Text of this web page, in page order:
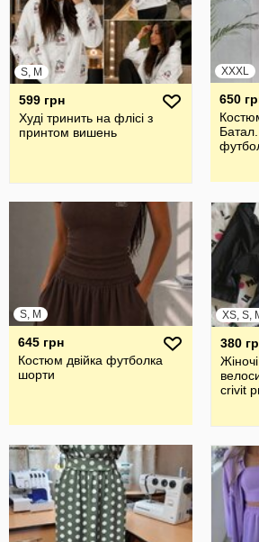
S, M
599 грн
Худі тринить на флісі з
принтом вишень
XXXL
650
S, M
645 грн
Костюм двійка футболка
шорти
XS, S,
380
crivit